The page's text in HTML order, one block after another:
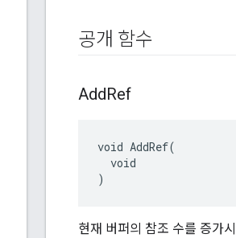
공개 함수
AddRef
void AddRef(
  void
)
현재 버퍼의 참조 수를 증가